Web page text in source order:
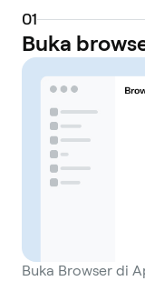
01
Buka
Buka Browser di